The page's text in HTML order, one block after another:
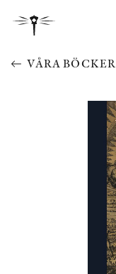
VÅRA BÖCKER